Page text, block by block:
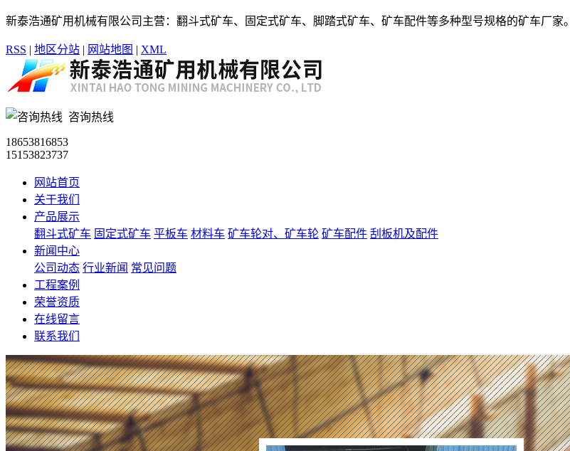
新泰浩通矿用机械有限公司主营：翻斗式矿车、固定式矿车、脚踏式矿车、矿车配件等多种型号规格的矿车厂家。
RSS | 地区分站 | 网站地图 | XML
咨询热线
18653816853
15153823737
网站首页
关于我们
产品展示
翻斗式矿车 固定式矿车 平板车 材料车 矿车轮对、矿车轮 矿车配件 刮板机及配件
新闻中心
公司动态 行业新闻 常见问题
工程案例
荣誉资质
在线留言
联系我们